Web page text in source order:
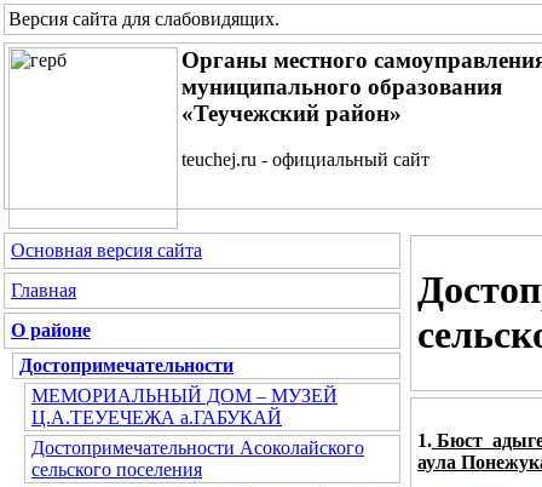
Версия сайта для слабовидящих.
Органы местного
муниципального образования
«Теучежский район»
teuchej.ru - официальный сайт
Основная версия сайта
Главная
О районе
Достопримечательности
МЕМОРИАЛЬНЫЙ ДОМ – МУЗЕЙ
Ц.А.ТЕУЕЧЕЖА а.ГАБУКАЙ
Достопримечательности Асоколайского
сельского поселения
1. Бюст
аула